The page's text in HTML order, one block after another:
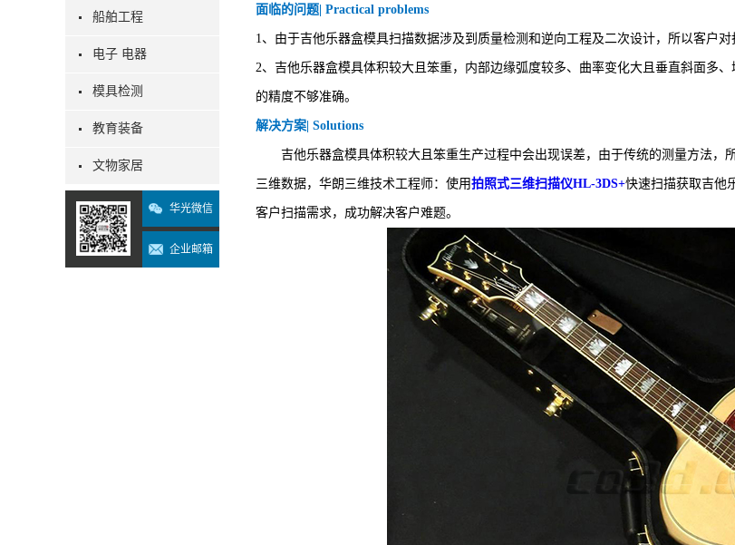
船舶工程
电子 电器
模具检测
教育装备
文物家居
华光微信
企业邮箱
面临的问题| Practical problems
1、由于吉他乐器盒模具扫描数据涉及到质量检测和逆向工程及二次设计，所以客户对
2、吉他乐器盒模具体积较大且笨重，内部边缘弧度较多、曲率变化大且垂直斜面多
的精度不够准确。
解决方案| Solutions
吉他乐器盒模具体积较大且笨重生产过程中会出现误差，由于传统的测量方法，
三维数据，华朗三维技术工程师：使用拍照式三维扫描仪HL-3DS+快速扫描获取吉他
客户扫描需求，成功解决客户难题。